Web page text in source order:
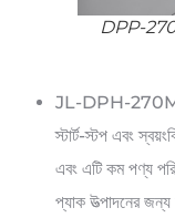
DPP-
JL-DPH-
স্টার্ট-স্টপ এবং
এবং এটি কম পণ্য
প্যাক উত্পাদনের